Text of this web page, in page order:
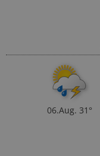
06.Aug. 31°